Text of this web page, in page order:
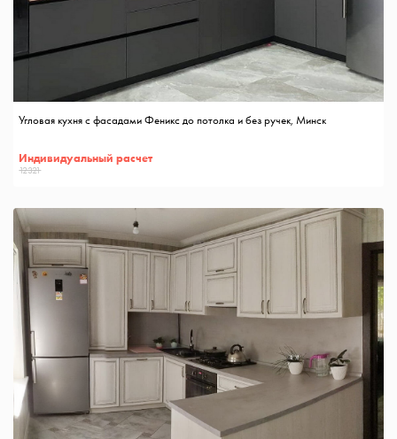
Угловая кухня с фасадами Феникс до потолка и без ручек, Минск
Индивидуальный расчет
12321